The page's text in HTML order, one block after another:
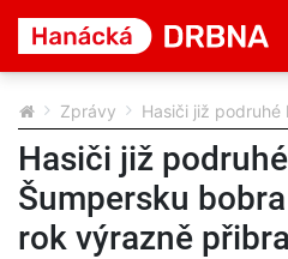
Zprávy Hasiči již
Hasiči již
Šumpersku
rok výrazně